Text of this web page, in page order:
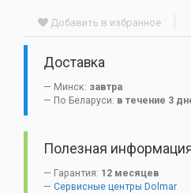
Добавить в избранное
Доставка
Минск: завтра
По Беларуси: в течение 3
Полезная
Гарантия: 12 месяцев
Сервисные центры Dolmar